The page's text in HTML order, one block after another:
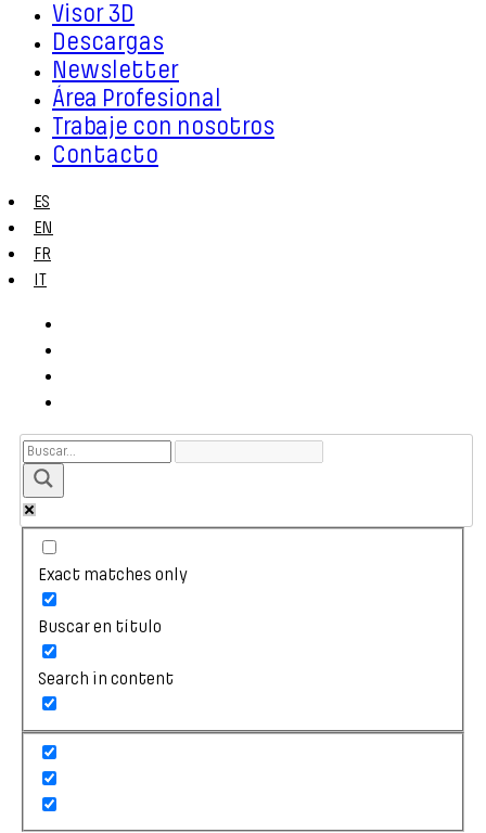
Visor 3D
Descargas
Newsletter
Área Profesional
Trabaje con nosotros
Contacto
ES
EN
FR
IT
Exact matches only
Buscar en título
Search in content